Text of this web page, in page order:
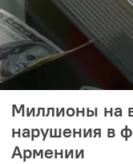
Миллионы на
нарушения в
Армении